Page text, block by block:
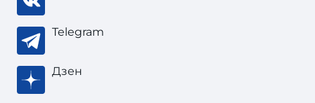
Telegram
Дзен